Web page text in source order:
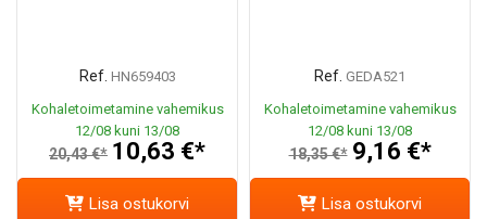
Ref. HN659403
Kohaletoimetamine vahemikus
12/08 kuni 13/08
20,43 €* 10,63 €*
Lisa ostukorvi
Ref. GEDA521
Kohaletoimetamine vahemikus
12/08 kuni 13/08
18,35 €* 9,16 €*
Lisa ostukorvi